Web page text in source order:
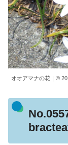
オオアマナの花｜©